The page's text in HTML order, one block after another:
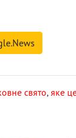
свято, яке